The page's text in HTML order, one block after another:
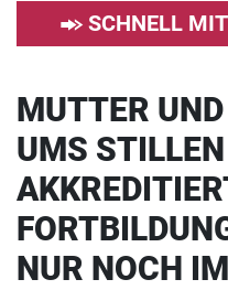
SCHNELL
MUTTER
UMS STILLEN
NUR NOCH